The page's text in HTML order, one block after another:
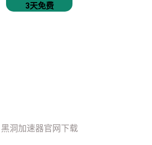
3天免费
黑洞加速器官网下载